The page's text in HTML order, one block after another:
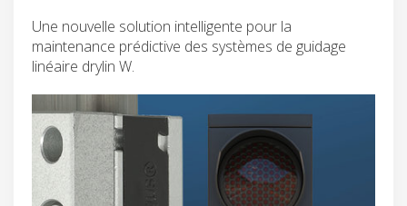
Une nouvelle solution intelligente pour la
maintenance prédictive des systèmes de guidage
linéaire drylin W.